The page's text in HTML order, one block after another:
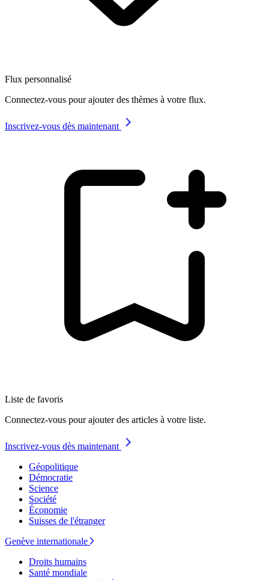
Flux personnalisé
Connectez-vous pour ajouter des thèmes à votre flux.
Inscrivez-vous dès maintenant
Liste de favoris
Connectez-vous pour ajouter des articles à votre liste.
Inscrivez-vous dès maintenant
Géopolitique
Démocratie
Science
Société
Économie
Suisses de l'étranger
Genève internationale
Droits humains
Santé mondiale